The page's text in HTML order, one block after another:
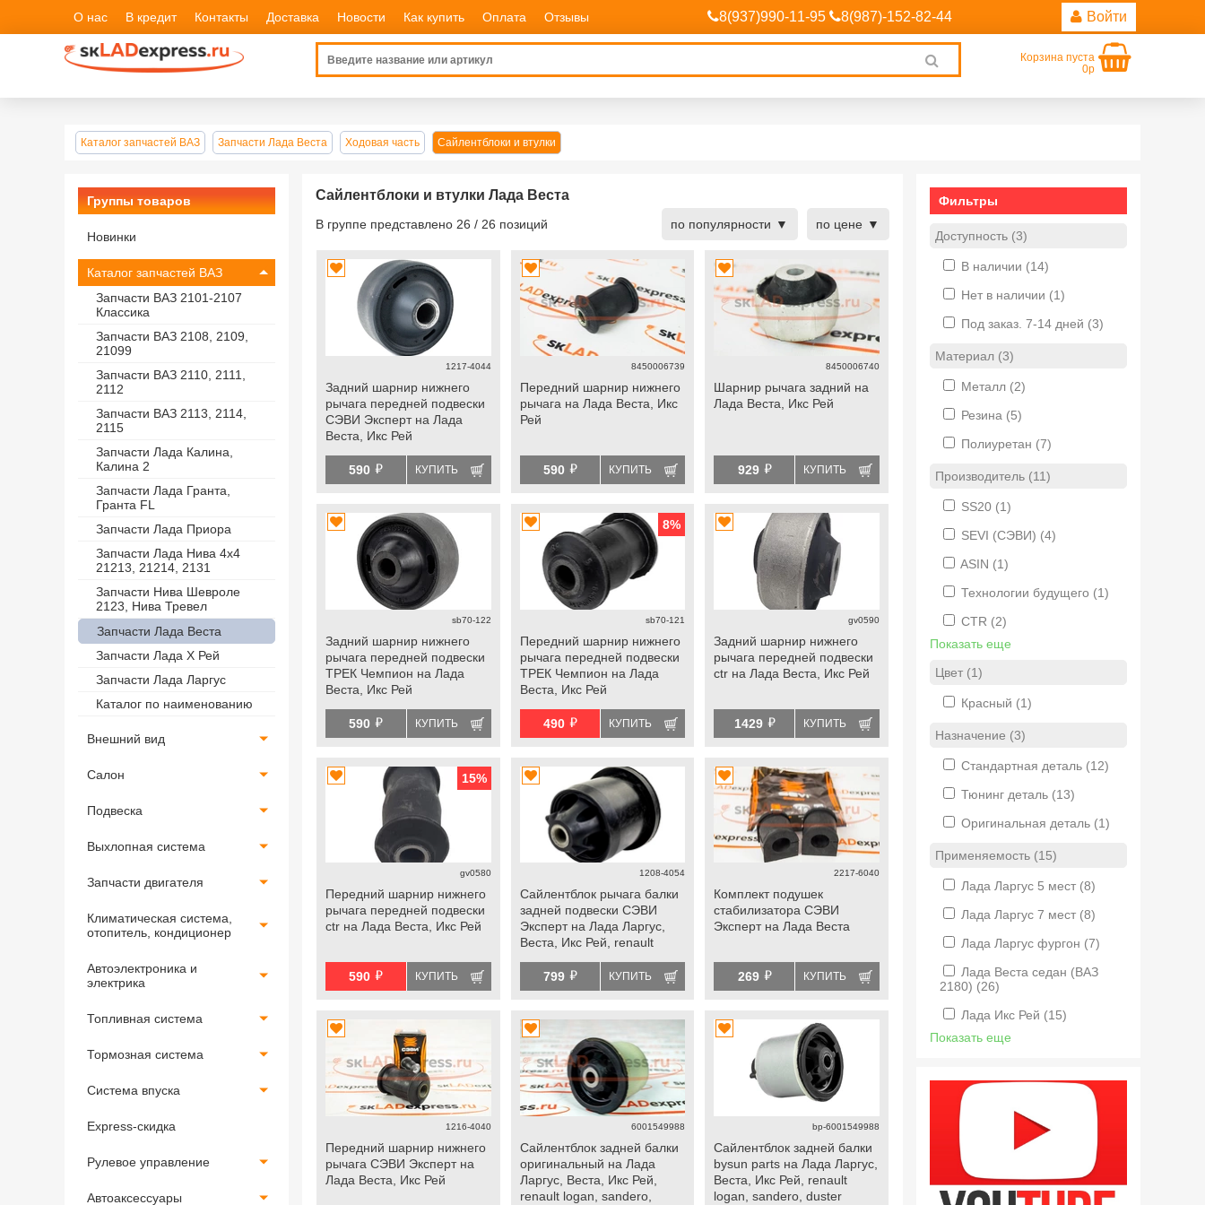
О нас В кредит Контакты Доставка Новости Как купить Оплата Отзывы 8(937)990-11-95 8(987)-152-82-44 Войти
search
Корзина пуста
0р
Каталог запчастей ВАЗ Запчасти Лада Веста Ходовая часть Сайлентблоки и втулки
Группы товаров
Новинки
Каталог запчастей ВАЗ
Запчасти ВАЗ 2101-2107
Классика
Запчасти ВАЗ 2108, 2109,
21099
Запчасти ВАЗ 2110, 2111,
2112
Запчасти ВАЗ 2113, 2114,
2115
Запчасти Лада Калина,
Калина 2
Запчасти Лада Гранта,
Гранта FL
Запчасти Лада Приора
Запчасти Лада Нива 4х4
21213, 21214, 2131
Запчасти Нива Шевроле
2123, Нива Тревел
Запчасти Лада Веста
Запчасти Лада Х Рей
Запчасти Лада Ларгус
Каталог по наименованию
Внешний вид
Салон
Подвеска
Выхлопная система
Запчасти двигателя
Климатическая система,
отопитель, кондиционер
Автоэлектроника и
электрика
Топливная система
Тормозная система
Система впуска
Express-скидка
Рулевое управление
Автоаксессуары
Сайлентблоки и втулки Лада Веста
В группе представлено 26 / 26 позиций по популярности по цене
1217-4044
Задний шарнир нижнего
рычага передней подвески
СЭВИ Эксперт на Лада
Веста, Икс Рей
590 й КУПИТЬ
8450006739
Передний шарнир нижнего
рычага на Лада Веста, Икс
Рей
590 й КУПИТЬ
8450006740
Шарнир рычага задний на
Лада Веста, Икс Рей
929 й КУПИТЬ
sb70-122
Задний шарнир нижнего
рычага передней подвески
ТРЕК Чемпион на Лада
Веста, Икс Рей
590 й КУПИТЬ
8%
sb70-121
Передний шарнир нижнего
рычага передней подвески
ТРЕК Чемпион на Лада
Веста, Икс Рей
490 й КУПИТЬ
gv0590
Задний шарнир нижнего
рычага передней подвески
ctr на Лада Веста, Икс Рей
1429 й КУПИТЬ
15%
gv0580
Передний шарнир нижнего
рычага передней подвески
ctr на Лада Веста, Икс Рей
590 й КУПИТЬ
1208-4054
Сайлентблок рычага балки
задней подвески СЭВИ
Эксперт на Лада Ларгус,
Веста, Икс Рей, renault
logan, sandero, duster
799 й КУПИТЬ
2217-6040
Комплект подушек
стабилизатора СЭВИ
Эксперт на Лада Веста
269 й КУПИТЬ
1216-4040
Передний шарнир нижнего
рычага СЭВИ Эксперт на
Лада Веста, Икс Рей
6001549988
Сайлентблок задней балки
оригинальный на Лада
Ларгус, Веста, Икс Рей,
renault logan, sandero,
bp-6001549988
Сайлентблок задней балки
bysun parts на Лада Ларгус,
Веста, Икс Рей, renault
logan, sandero, duster
Фильтры
Доступность (3)
В наличии (14)
Нет в наличии (1)
Под заказ. 7-14 дней (3)
Материал (3)
Металл (2)
Резина (5)
Полиуретан (7)
Производитель (11)
SS20 (1)
SEVI (СЭВИ) (4)
ASIN (1)
Технологии будущего (1)
CTR (2)
Показать еще
Цвет (1)
Красный (1)
Назначение (3)
Стандартная деталь (12)
Тюнинг деталь (13)
Оригинальная деталь (1)
Применяемость (15)
Лада Ларгус 5 мест (8)
Лада Ларгус 7 мест (8)
Лада Ларгус фургон (7)
Лада Веста седан (ВАЗ
2180) (26)
Лада Икс Рей (15)
Показать еще